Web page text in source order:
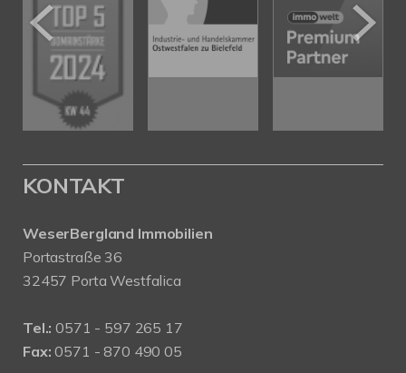
KONTAKT
WeserBergland Immobilien
Portastraße 36
32457 Porta Westfalica
Tel.: 0571 - 597 265 17
Fax: 0571 - 870 490 05